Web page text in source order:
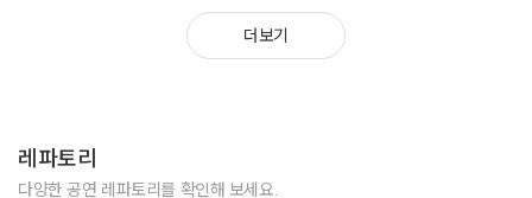
2025 구로애버스킹 공연팀성정
2025 동대문구 아티스트선정
2025 유치원 어린이집 마술공연 200회 이상진행
더보기
레파토리
다양한 공연 레파토리를 확인해 보세요.